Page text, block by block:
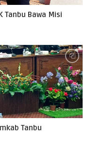
Tanbu Bawa Misi
Tanbu